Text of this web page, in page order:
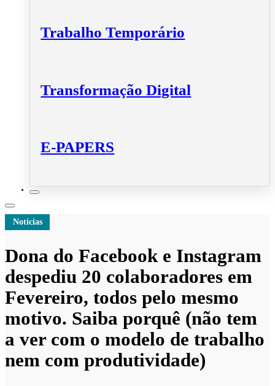
Trabalho Temporário
Transformação Digital
E-PAPERS
Notícias
Dona do Facebook e Instagram
despediu 20 colaboradores em
Fevereiro, todos pelo mesmo
motivo. Saiba porquê (não tem
a ver com o modelo de trabalho
nem com produtividade)